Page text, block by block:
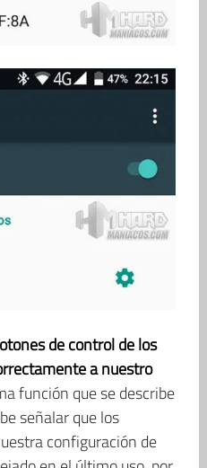
de control de los
a nuestro
función que se describe
señalar que los
configuración de